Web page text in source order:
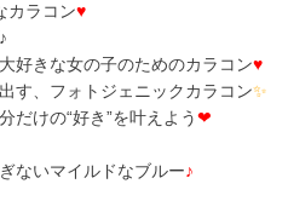
カラコン♥
きな女の子のためのカラコン♥
す、フォトジェニックカラコン✨
だけの“好き”を叶えよう❤
ないマイルドなブルー♪